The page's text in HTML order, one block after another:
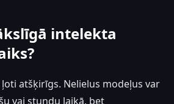
intelekta
atšķirīgs. Nelielus modeļus var
vai stundu laikā, bet